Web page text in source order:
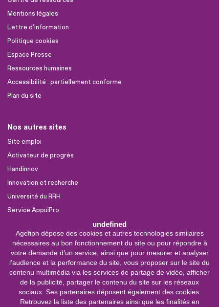
undefined
Agefiph dépose des cookies et autres technologies similaires
nécessaires au bon fonctionnement du site ou pour répondre à
votre demande d’un service, ainsi que pour mesurer et analyser
l’audience et la performance du site, vous proposer sur le site du
contenu multimédia via les services de partage de vidéo, afficher
de la publicité, partager le contenu du site sur les réseaux
sociaux. Ses partenaires déposent également des cookies.
Retrouvez la liste des partenaires ainsi que les finalités en
Mentions légales
Lettre d'information
Politique cookies
Espace Presse
Ressources humaines
Accessibilité : partiellement conforme
Plan du site
Nos autres sites
Site emploi
Activateur de progrès
Handinnov
Innovation et recherche
Université du RRH
Service AppuiPro
Nous suivre
Youtube
Linkedin
Facebook